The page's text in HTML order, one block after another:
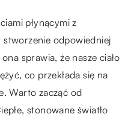
płynącymi z
odpowiedniej
sprawia, że nasze ciało
co przekłada się na
Warto zacząć od
stonowane światło